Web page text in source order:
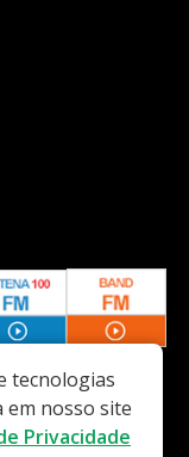
tecnologias
em nosso site
Privacidade